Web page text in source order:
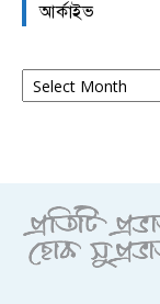
আর্কাইভ
আর্কাইভ